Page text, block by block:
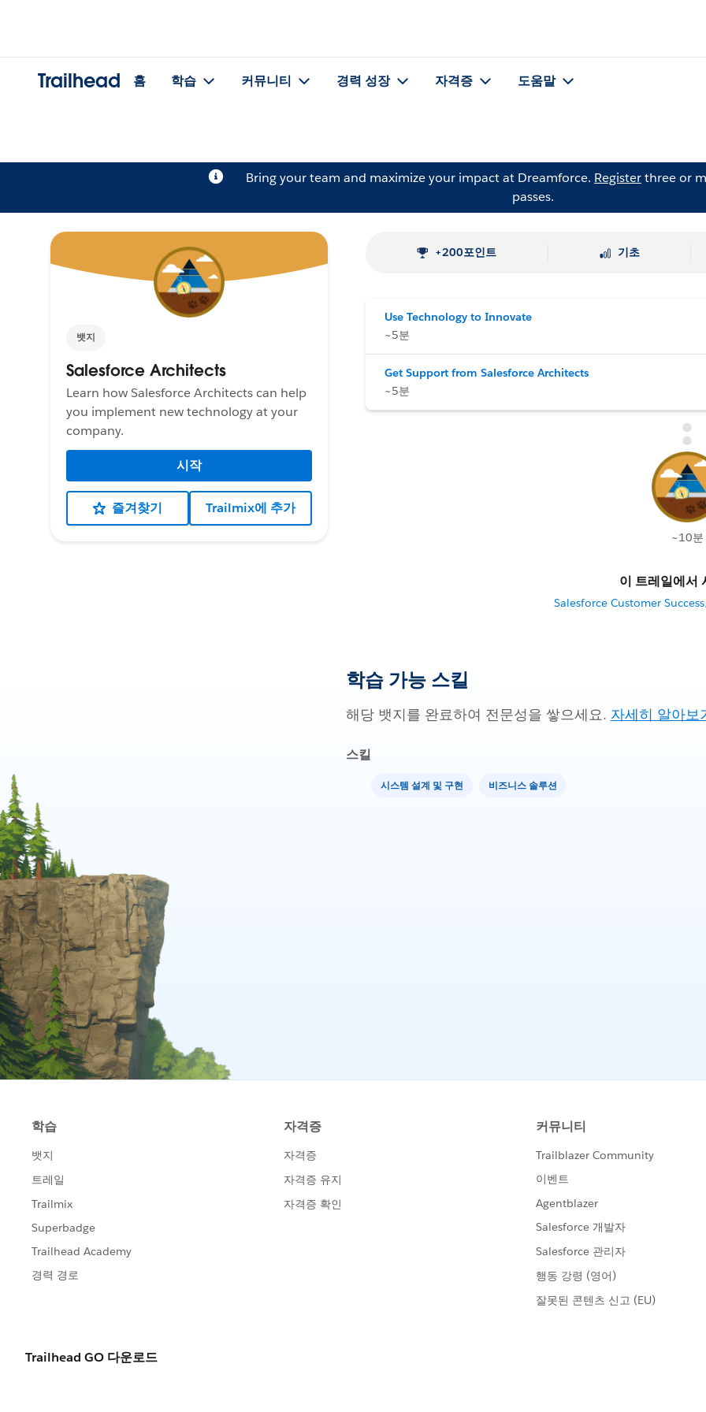
Trailhead 홈 학습 커뮤니티 경력 성장 자격증 도움말
Bring your team and maximize your impact at Dreamforce. Registerthree or
passes.
뱃지
Salesforce Architects
Learn how Salesforce Architects can help
you implement new technology at your
company.
시작
즐겨찾기 Trailmix에 추가
+200포인트 기초
Use Technology to Innovate
~5분
Get Support from Salesforce Architects
~5분
~10분
이 트레일에서
Salesforce Customer
학습 가능 스킬
해당 뱃지를 완료하여 전문성을 쌓으세요. 자세히 알아보
스킬
시스템 설계 및 구현 비즈니스 솔루션